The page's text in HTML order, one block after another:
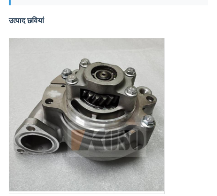
उत्पाद छवियां